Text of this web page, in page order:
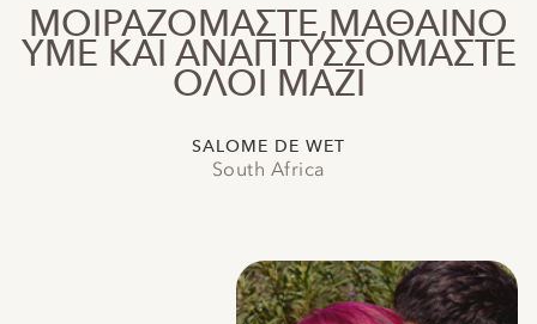
ΜΟΙΡΑΖΌΜΑΣΤΕ,ΜΑΘΑΊΝΟ
ΥΜΕ ΚΑΙ ΑΝΑΠΤΥΣΣΌΜΑΣΤΕ
ΌΛΟΙ ΜΑΖΊ
SALOME DE WET
South Africa